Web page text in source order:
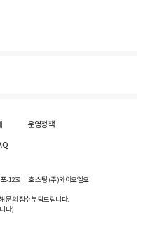
운영정책
-1239 ㅣ 호스팅 (주)와이오엘오
문의 접수 부탁드립니다.
다)